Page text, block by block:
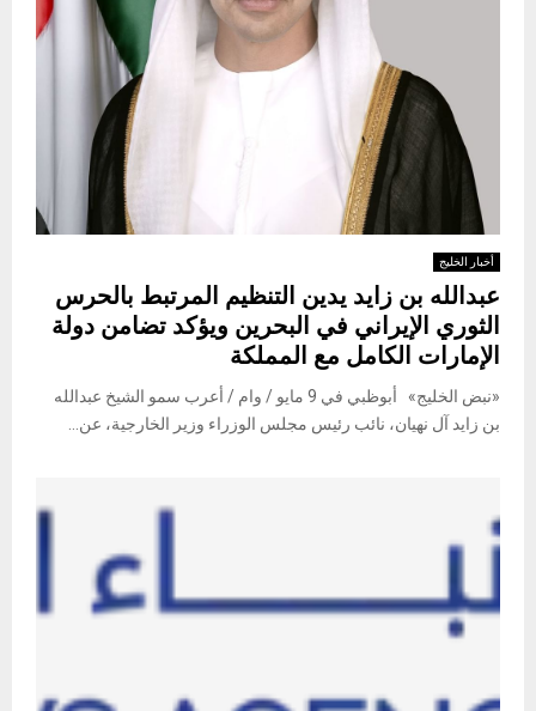
أخبار الخليج
عبدالله بن زايد يدين التنظيم المرتبط بالحرس
الثوري الإيراني في البحرين ويؤكد تضامن دولة
الإمارات الكامل مع المملكة
«نبض الخليج» أبوظبي في 9 مايو / وام / أعرب سمو الشيخ عبدالله
بن زايد آل نهيان، نائب رئيس مجلس الوزراء وزير الخارجية، عن...